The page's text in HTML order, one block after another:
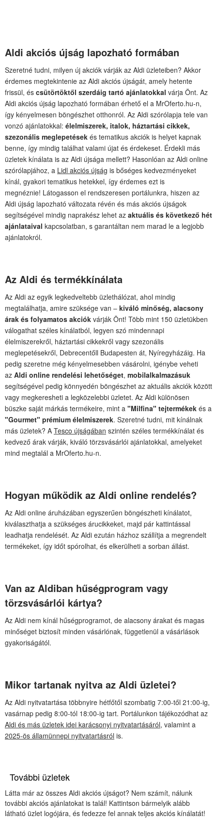
Aldi akciós újság lapozható formában
Szeretné tudni, milyen új akciók várják az Aldi üzleteiben? Akkor
érdemes megtekintenie az Aldi akciós újságát, amely hetente
frissül, és csütörtöktől szerdáig tartó ajánlatokkal várja Önt. Az
Aldi akciós újság lapozható formában érhető el a MrOferto.hu-n,
így kényelmesen böngészhet otthonról. Az Aldi szórólapja tele van
vonzó ajánlatokkal: élelmiszerek, italok, háztartási cikkek,
szezonális meglepetések és tematikus akciók is helyet kapnak
benne, így mindig találhat valami újat és érdekeset. Érdekli más
üzletek kínálata is az Aldi újsága mellett? Hasonlóan az Aldi online
szórólapjához, a Lidl akciós újság is bőséges kedvezményeket
kínál, gyakori tematikus hetekkel, így érdemes ezt is
megnéznie! Látogasson el rendszeresen portálunkra, hiszen az
Aldi újság lapozható változata révén és más akciós újságok
segítségével mindig naprakész lehet az aktuális és következő hét
ajánlataival kapcsolatban, s garantáltan nem marad le a legjobb
ajánlatokról.
Az Aldi és termékkínálata
Az Aldi az egyik legkedveltebb üzlethálózat, ahol mindig
megtalálhatja, amire szüksége van – kiváló minőség, alacsony
árak és folyamatos akciók várják Önt! Több mint 150 üzletükben
válogathat széles kínálatból, legyen szó mindennapi
élelmiszerekről, háztartási cikkekről vagy szezonális
meglepetésekről, Debrecentőll Budapesten át, Nyíregyházáig. Ha
pedig szeretne még kényelmesebben vásárolni, igénybe veheti
az Aldi online rendelési lehetőséget, mobilalkalmazásuk
segítségével pedig könnyedén böngészhet az aktuális akciók között
vagy megkeresheti a legközelebbi üzletet. Az Aldi különösen
büszke saját márkás termékeire, mint a "Milfina" tejtermékek és a
"Gourmet" prémium élelmiszerek. Szeretné tudni, mit kínálnak
más üzletek? A Tesco újságában szintén széles termékkínálat és
kedvező árak várják, kiváló törzsvásárlói ajánlatokkal, amelyeket
mind megtalál a MrOferto.hu-n.
Hogyan működik az Aldi online rendelés?
Az Aldi online áruházában egyszerűen böngészheti kínálatot,
kiválaszthatja a szükséges árucikkeket, majd pár kattintással
leadhatja rendelését. Az Aldi ezután házhoz szállítja a megrendelt
termékeket, így időt spórolhat, és elkerülheti a sorban állást.
Van az Aldiban hűségprogram vagy
törzsvásárlói kártya?
Az Aldi nem kínál hűségprogramot, de alacsony árakat és magas
minőséget biztosít minden vásárlónak, függetlenül a vásárlások
gyakoriságától.
Mikor tartanak nyitva az Aldi üzletei?
Az Aldi nyitvatartása többnyire hétfőtől szombatig 7:00-től 21:00-ig,
vasárnap pedig 8:00-tól 18:00-ig tart. Portálunkon tájékozódhat az
Aldi és más üzletek idei karácsonyi nyitvatartásáról, valamint a
2025-ös államünnepi nyitvatartásról is.
További üzletek
Látta már az összes Aldi akciós újságot? Nem számít, nálunk
további akciós ajánlatokat is talál! Kattintson bármelyik alább
látható üzlet logójára, és fedezze fel annak teljes akciós kínálatát!